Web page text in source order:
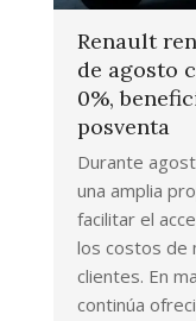
Renault
de agosto
0%,
posventa
Durante
una amplia
facilitar el
los costos de
clientes. En
continúa